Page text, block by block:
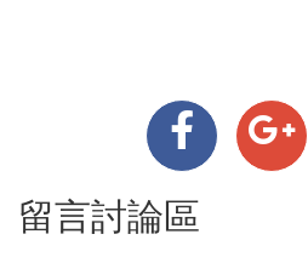
留言討論區